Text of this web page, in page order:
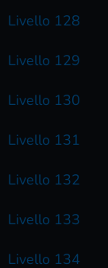
Livello 128
Livello 129
Livello 130
Livello 131
Livello 132
Livello 133
Livello 134